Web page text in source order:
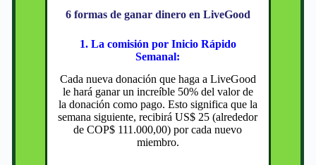
6 formas de ganar dinero en LiveGood
1. La comisión por Inicio Rápido
Semanal:
Cada nueva donación que haga a LiveGood
le hará ganar un increíble 50% del valor de
la donación como pago. Esto significa que la
semana siguiente, recibirá US$ 25 (alrededor
de COP$ 111.000,00) por cada nuevo
miembro.